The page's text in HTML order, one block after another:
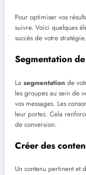
Pour optimiser vos
suivre. Voici quelques
succès de votre stratégie.
Segmentation
La segmentation de
les groupes au sein de
vos messages. Les
leur portez. Cela
de conversion.
Créer des
Un contenu pertinent et